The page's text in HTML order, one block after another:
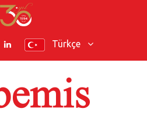
Türkçe